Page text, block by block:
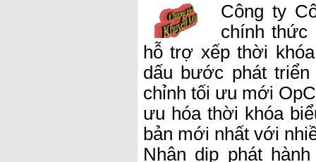
Công ty
chính thức
hỗ trợ xếp thời
dấu bước phát
chỉnh tối ưu mới
ưu hóa thời khóa
bản mới nhất với
Nhân dịp phát